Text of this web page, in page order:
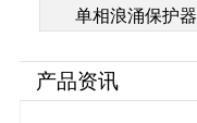
单相浪涌保护器
产品资讯